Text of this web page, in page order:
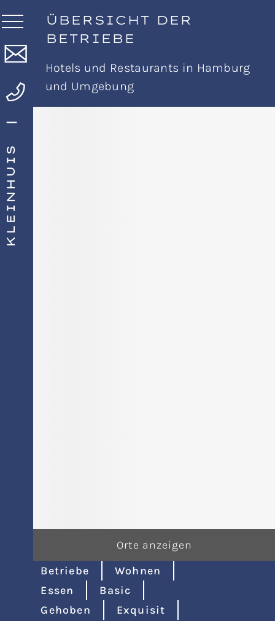
KLEINHUIS |
ÜBERSICHT DER
BETRIEBE
Hotels und Restaurants in Hamburg
und Umgebung
Orte anzeigen
Betriebe
Wohnen
Essen
Basic
Gehoben
Exquisit